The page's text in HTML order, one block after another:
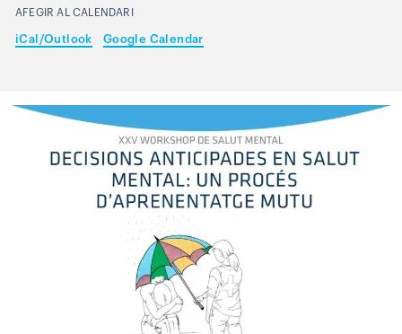
AFEGIR AL CALENDARI
iCal/Outlook Google Calendar